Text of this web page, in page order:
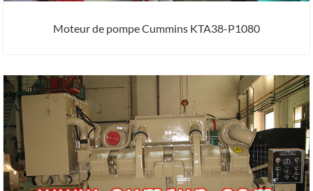
Moteur de pompe Cummins KTA38-P1080